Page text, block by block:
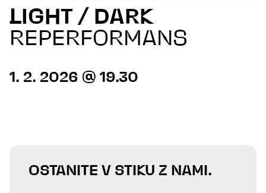
LIGHT / DARK
REPERFORMANS
1. 2. 2026 @ 19.30
OSTANITE V STIKU Z NAMI.